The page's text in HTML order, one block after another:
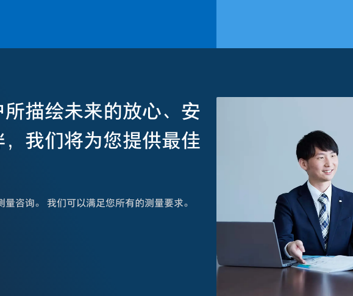
描绘未来的放心、安
我们将为您提供最佳
咨询。 我们可以满足您所有的测量要求。